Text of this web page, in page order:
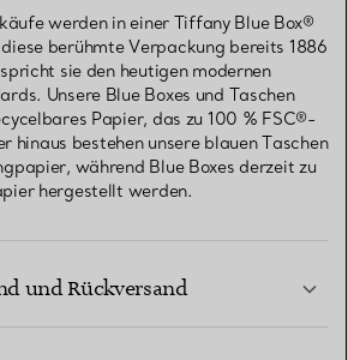
werden in einer Tiffany Blue Box®
berühmte Verpackung bereits 1886
sie den heutigen modernen
Unsere Blue Boxes und Taschen
Papier, das zu 100 % FSC®-
bestehen unsere blauen Taschen
während Blue Boxes derzeit zu
hergestellt werden.
und Rückversand